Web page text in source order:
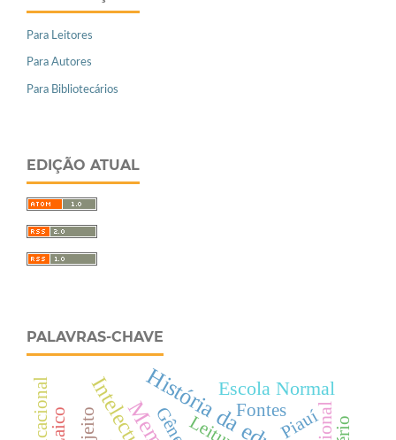
Para Leitores
Para Autores
Para Bibliotecários
EDIÇÃO ATUAL
PALAVRAS-CHAVE
Escola Normal
FontesPiauí